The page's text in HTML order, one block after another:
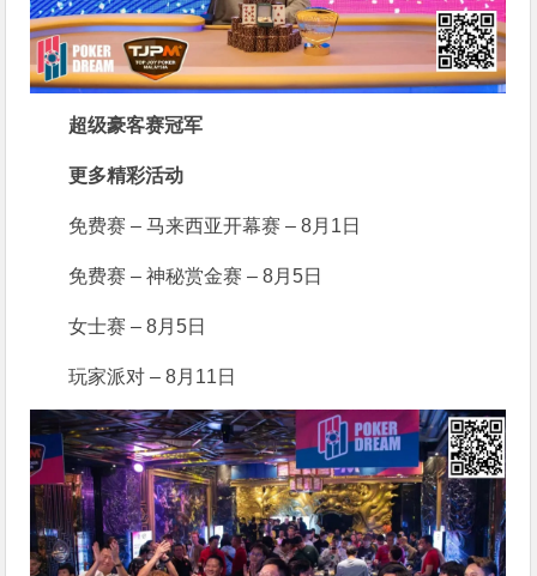
超级豪客赛冠军
更多精彩活动
免费赛 – 马来西亚开幕赛 – 8月1日
免费赛 – 神秘赏金赛 – 8月5日
女士赛 – 8月5日
玩家派对 – 8月11日